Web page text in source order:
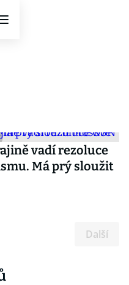
vadí rezoluce
Má prý sloužit
Další